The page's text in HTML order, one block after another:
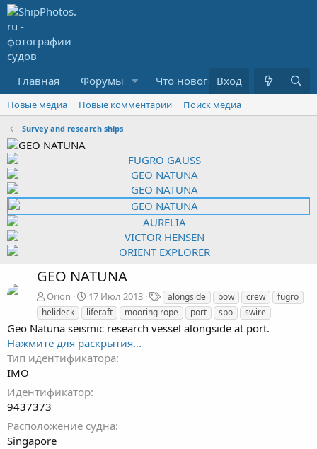
Главная Форумы Что нового? Медиа
Вход
Новые медиа Новые комментарии Поиск медиа
Survey and research ships
GEO NATUNA
Orion 17 Июл 2013
Т
е
г
и
alongside bow crew
fugro
helideck
liferaft mooring rope port spo swire
Geo Natuna seismic research vessel alongside at port.
Нажмите для раскрытия...
Тип идентификатора
IMO
Идентификатор
9437373
Расположение судна
Singapore